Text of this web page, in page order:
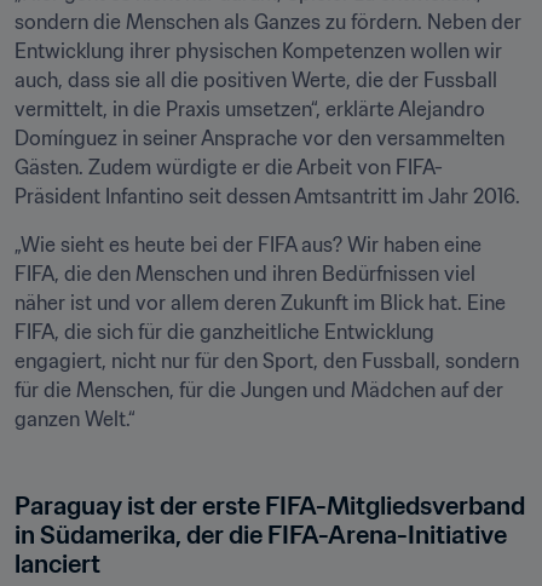
sondern die Menschen als Ganzes zu fördern. Neben der
Entwicklung ihrer physischen Kompetenzen wollen wir
auch, dass sie all die positiven Werte, die der Fussball
vermittelt, in die Praxis umsetzen“, erklärte Alejandro
Domínguez in seiner Ansprache vor den versammelten
Gästen. Zudem würdigte er die Arbeit von FIFA-
Präsident Infantino seit dessen Amtsantritt im Jahr 2016.
„Wie sieht es heute bei der FIFA aus? Wir haben eine
FIFA, die den Menschen und ihren Bedürfnissen viel
näher ist und vor allem deren Zukunft im Blick hat. Eine
FIFA, die sich für die ganzheitliche Entwicklung
engagiert, nicht nur für den Sport, den Fussball, sondern
für die Menschen, für die Jungen und Mädchen auf der
ganzen Welt.“
Paraguay ist der erste FIFA-Mitgliedsverband
in Südamerika, der die FIFA-Arena-Initiative
lanciert